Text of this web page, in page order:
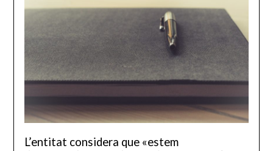
L’entitat considera que «estem